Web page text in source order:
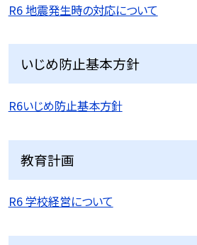
R6 地震発生時の対応について
いじめ防止基本方針
R6いじめ防止基本方針
教育計画
R6 学校経営について